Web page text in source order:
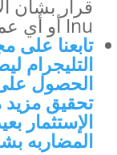
Inu أو أي عملة رقمية أخرى.
تابعنا على
التليجرام
الحصول
تحقيق مزيد
الإستثمار
المضاربه